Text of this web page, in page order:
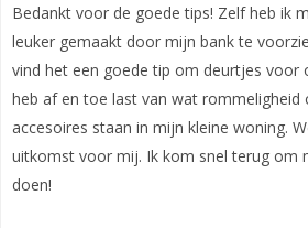
Bedankt voor de goede tips! Zelf heb ik
leuker gemaakt door mijn bank te
vind het een goede tip om deurtjes voor
heb af en toe last van wat rommeligheid
accesoires staan in mijn kleine woning.
uitkomst voor mij. Ik kom snel terug om
doen!